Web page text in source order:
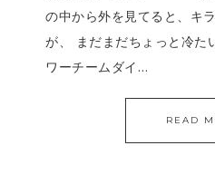
の中から外を見てると、キ
が、 まだまだちょっと冷
ワーチームダイ…
READ